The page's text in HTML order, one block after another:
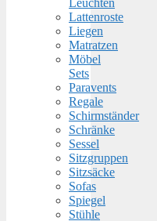
Leuchten
Lattenroste
Liegen
Matratzen
Möbel
Sets
Paravents
Regale
Schirmständer
Schränke
Sessel
Sitzgruppen
Sitzsäcke
Sofas
Spiegel
Stühle